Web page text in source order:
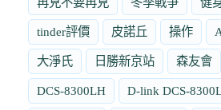
tinder評價 皮諾丘 操作
大淨氏 日勝新京站 森友會
DCS-8300LH D-link DCS-